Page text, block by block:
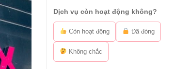
Dịch vụ còn hoạt động không?
Còn hoạt động Đã đóng
Không chắc